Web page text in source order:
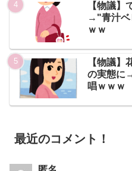
【物議】
→"青汁ベ
ｗｗ
【物議】
の実態に
唱ｗｗｗ
最近のコメント！